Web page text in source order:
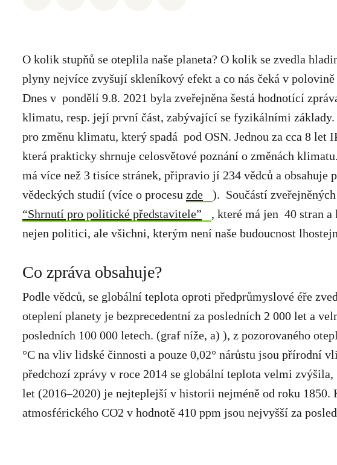
O kolik stupňů se oteplila naše planeta? O kolik se zvedla
plyny nejvíce zvyšují skleníkový efekt a co nás čeká v
Dnes v pondělí 9.8. 2021 byla zveřejněna šestá hodnotící
klimatu, resp. její první část, zabývající se fyzikálními
pro změnu klimatu, který spadá pod OSN. Jednou za cca 8 let
která prakticky shrnuje celosvětové poznání o změnách
má více než 3 tisíce stránek, připravio jí 234 vědců a obsahuje
vědeckých studií (více o procesu zde
). Součástí
“Shrnutí pro politické představitele”
, které má jen 40 stran
nejen politici, ale všichni, kterým není naše budoucnost
Co zpráva obsahuje?
Podle vědců, se globální teplota oproti předprůmyslové éře
oteplení planety je bezprecedentní za posledních 2 000 let a
posledních 100 000 letech. (graf níže, a) ), z pozorovaného
°C na vliv lidské činnosti a pouze 0,02° nárůstu jsou přírodní
předchozí zprávy v roce 2014 se globální teplota velmi
let (2016–2020) je nejteplejší v historii nejméně od roku 1850.
atmosférického CO2 v hodnotě 410 ppm jsou nejvyšší za